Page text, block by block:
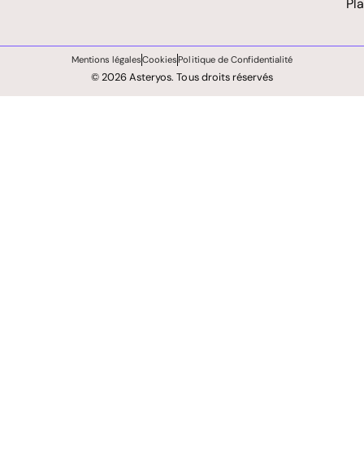
© 2026 Asteryos. Tous droits réservés
Mentions légalesCookiesPolitique de Confidentialité